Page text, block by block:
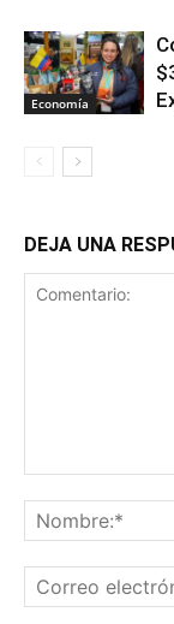
Economía
DEJA UNA